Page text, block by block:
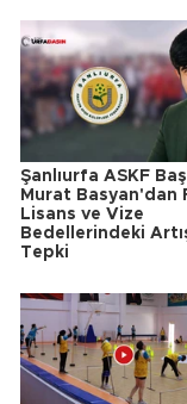
Şanlıurfa ASKF
Murat Basyan'dan
Lisans ve Vize
Bedellerindeki
Tepki